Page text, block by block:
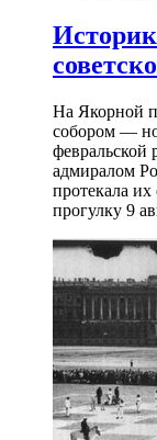
На Якорной
собором — но
февральской
адмиралом
протекала
прогулку 9